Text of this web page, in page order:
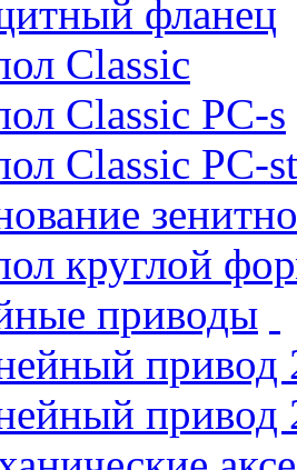
фланец
Classic
Classic PC-s
Classic PC-st
круглой
приводы
привод
привод